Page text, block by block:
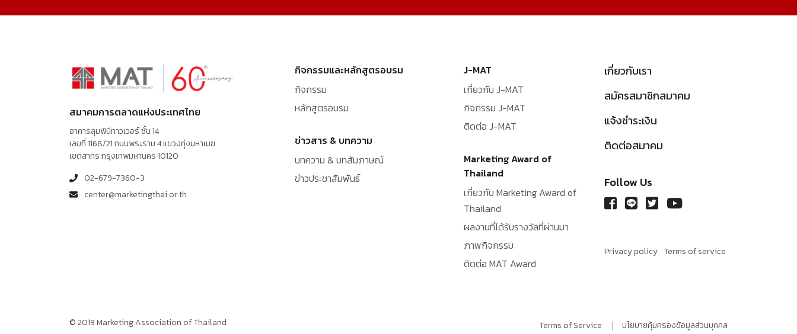
สมาคมการตลาดแห่งประเทศไทย
อาคารลุมพินีทาวเวอร์ ชั้น 14
เลขที่ 1168/21 ถนนพระราม 4 แขวงทุ่งมหาเมฆ
เขตสาทร กรุงเทพมหานคร 10120
02-679-7360-3
center@marketingthai.or.th
กิจกรรมและหลักสูตรอบรม
กิจกรรม
หลักสูตรอบรม
ข่าวสาร & บทความ
บทความ & บทสัมภาษณ์
ข่าวประชาสัมพันธ์
J-MAT
เกี่ยวกับ J-MAT
กิจกรรม J-MAT
ติดต่อ J-MAT
Marketing Award of
Thailand
เกี่ยวกับ Marketing Award of
Thailand
ผลงานที่ได้รับรางวัลที่ผ่านมา
ภาพกิจกรรม
ติดต่อ MAT Award
เกี่ยวกับเรา
สมัครสมาชิกสมาคม
แจ้งชำระเงิน
ติดต่อสมาคม
Follow Us
Privacy policy Terms of service
© 2019 Marketing Association of Thailand Terms of Service นโยบายคุ้มครองข้อมูลส่วนบุคคล